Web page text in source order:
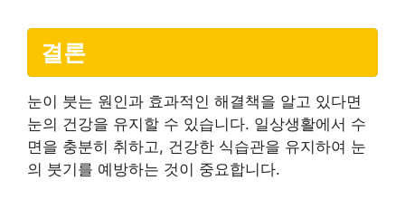
결론
눈이 붓는 원인과 효과적인 해결책을 알고 있다면
눈의 건강을 유지할 수 있습니다. 일상생활에서 수
면을 충분히 취하고, 건강한 식습관을 유지하여 눈
의 붓기를 예방하는 것이 중요합니다.